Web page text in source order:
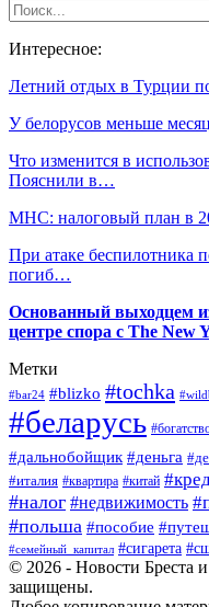
Интересное:
Летний отдых в Турции
У белорусов меньше
Что изменится в
Пояснили в…
МНС: налоговый план в
При атаке беспилотника
погиб…
Основанный выходцем
центре спора с The New
Метки
#bar24 #blizko #tochka
#беларусь
#дальнобойщик #деньга
#италия #квартира #китай
#налог #недвижимость
#польша #пособие
#семейный_капитал #сигарета
© 2026 - Новости Бреста
защищены.